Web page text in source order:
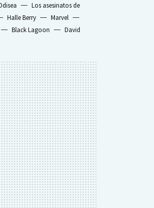
Los asesinatos de
Halle Berry
Marvel
Black Lagoon
David